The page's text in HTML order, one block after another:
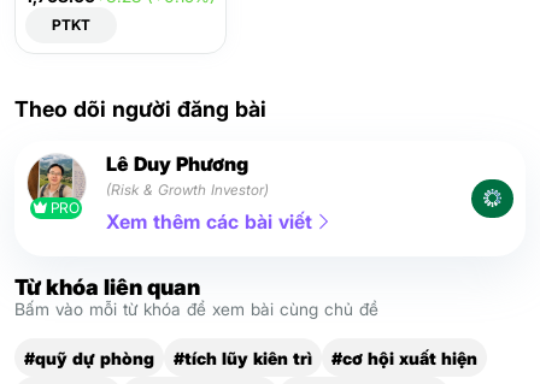
PTKT
Theo dõi người đăng bài
PRO
Lê Duy Phương
(Risk & Growth Investor)
Xem thêm các bài viết
Từ khóa liên quan
Bấm vào mỗi từ khóa để xem bài cùng chủ đề
#quỹ dự phòng #tích lũy kiên trì
#cơ hội xuất hiện